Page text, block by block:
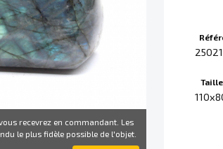
recevrez en commandant. Les
le plus fidèle possible de l'objet.